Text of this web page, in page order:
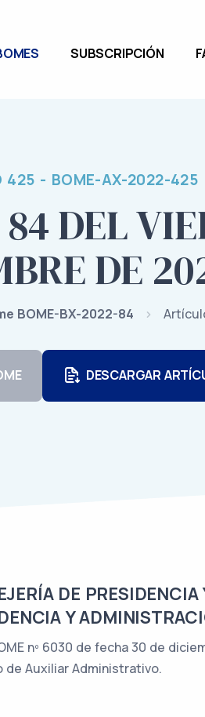
SUBSCRIPCIÓN
425 - BOME-AX-2022-425
DEL
DE
BOME-BX-2022-84
DESCARGAR
DE
Y
nº 6030 de fecha 30 de
de Auxiliar Administrativo.